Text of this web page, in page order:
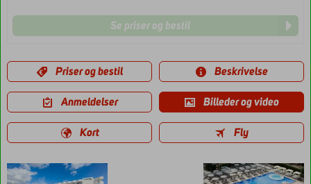
Se priser og bestil
Priser og bestil Beskrivelse
Anmeldelser Billeder og video
Kort Fly